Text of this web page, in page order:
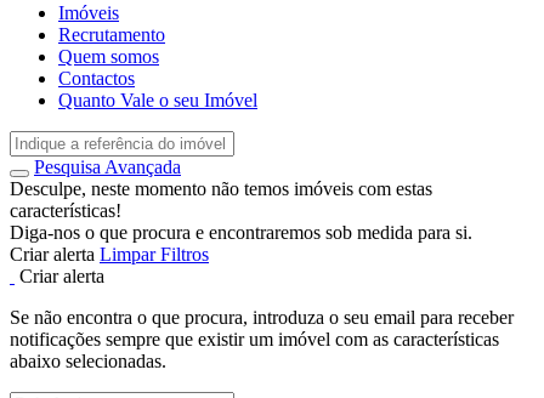
Imóveis
Recrutamento
Quem somos
Contactos
Quanto Vale o seu Imóvel
Pesquisa Avançada
Desculpe, neste momento não temos imóveis com estas
características!
Diga-nos o que procura e encontraremos sob medida para si.
Criar alerta Limpar Filtros
Criar alerta
Se não encontra o que procura, introduza o seu email para receber
notificações sempre que existir um imóvel com as características
abaixo selecionadas.